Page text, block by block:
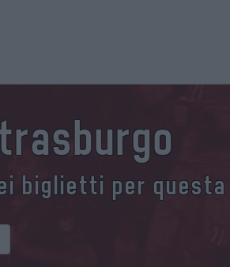
biglietti per